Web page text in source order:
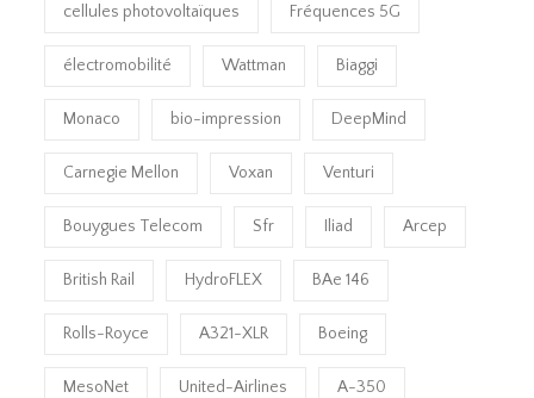
cellules photovoltaïques Fréquences 5G
électromobilité Wattman Biaggi
Monaco bio-impression DeepMind
Carnegie Mellon Voxan Venturi
Bouygues Telecom Sfr Iliad Arcep
British Rail HydroFLEX BAe 146
Rolls-Royce A321-XLR Boeing
MesoNet United-Airlines A-350